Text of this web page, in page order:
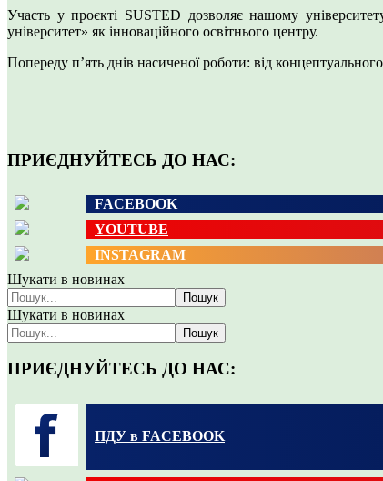
Участь у проєкті SUSTED дозволяє нашому
університет» як інноваційного освітнього центру.
Попереду п’ять днів насиченої роботи: від
ПРИЄДНУЙТЕСЬ ДО НАС:
FACEBOOK
YOUTUBE
INSTAGRAM
Шукати в новинах
Пошук
Шукати в новинах
Пошук
ПРИЄДНУЙТЕСЬ ДО НАС:
ПДУ в FACEBOOK